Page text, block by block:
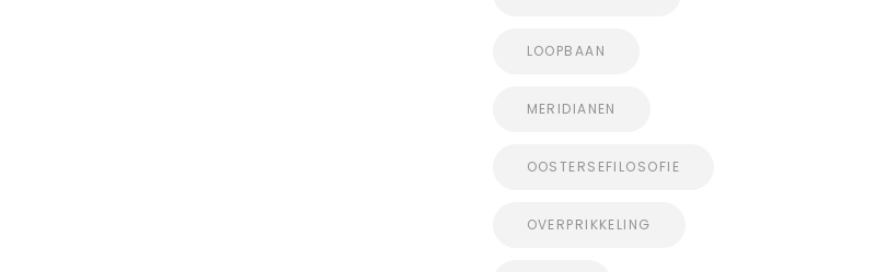
LOOPBAAN
MERIDIANEN
OOSTERSEFILOSOFIE
OVERPRIKKELING